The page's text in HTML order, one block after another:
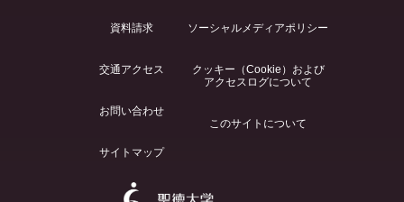
資料請求
交通アクセス
お問い合わせ
サイトマップ
ソーシャルメディアポリシー
クッキー（Cookie）および
アクセスログについて
このサイトについて